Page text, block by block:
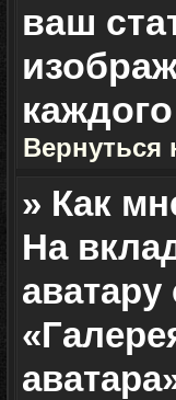
ваш
Вернуться
» Как
На